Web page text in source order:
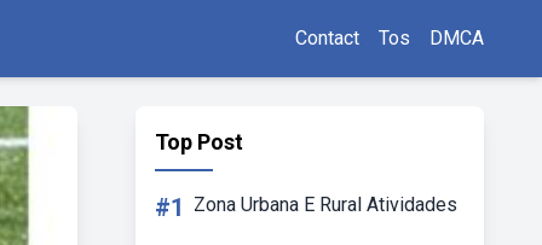
Contact Tos DMCA
Top Post
#1 Zona Urbana E Rural Atividades